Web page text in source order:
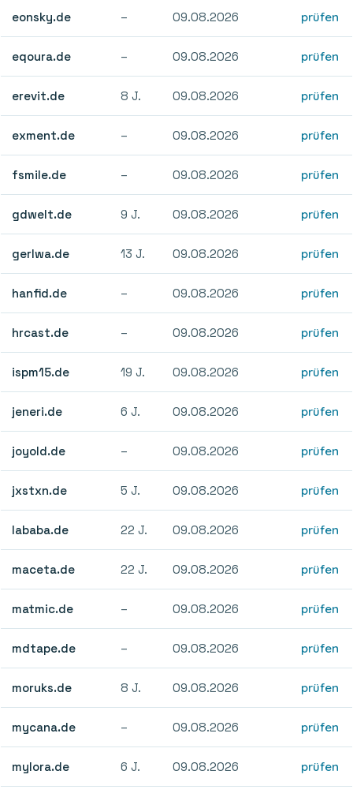
eonsky.de – 09.08.2026 prüfen
eqoura.de – 09.08.2026 prüfen
erevit.de 8 J. 09.08.2026 prüfen
exment.de – 09.08.2026 prüfen
fsmile.de – 09.08.2026 prüfen
gdwelt.de 9 J. 09.08.2026 prüfen
gerlwa.de 13 J. 09.08.2026 prüfen
hanfid.de – 09.08.2026 prüfen
hrcast.de – 09.08.2026 prüfen
ispm15.de 19 J. 09.08.2026 prüfen
jeneri.de 6 J. 09.08.2026 prüfen
joyold.de – 09.08.2026 prüfen
jxstxn.de 5 J. 09.08.2026 prüfen
lababa.de 22 J. 09.08.2026 prüfen
maceta.de 22 J. 09.08.2026 prüfen
matmic.de – 09.08.2026 prüfen
mdtape.de – 09.08.2026 prüfen
moruks.de 8 J. 09.08.2026 prüfen
mycana.de – 09.08.2026 prüfen
mylora.de 6 J. 09.08.2026 prüfen